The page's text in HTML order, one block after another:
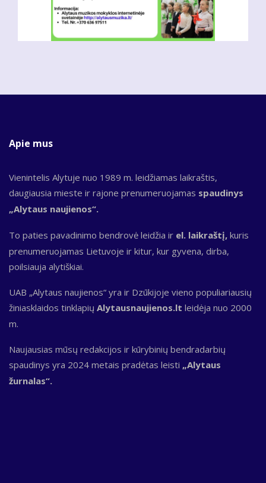
Apie mus
Vienintelis Alytuje nuo 1989 m. leidžiamas laikraštis,
daugiausia mieste ir rajone prenumeruojamas spaudinys
„Alytaus naujienos“.
To paties pavadinimo bendrovė leidžia ir el. laikraštį, kuris
prenumeruojamas Lietuvoje ir kitur, kur gyvena, dirba,
poilsiauja alytiškiai.
UAB „Alytaus naujienos“ yra ir Dzūkijoje vieno populiariausių
žiniasklaidos tinklapių Alytausnaujienos.lt leidėja nuo 2000
m.
Naujausias mūsų redakcijos ir kūrybinių bendradarbių
spaudinys yra 2024 metais pradėtas leisti „Alytaus
žurnalas“.